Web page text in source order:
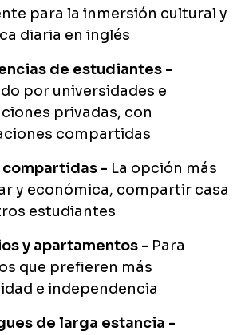
para la inmersión cultural y
diaria en inglés
de estudiantes -
por universidades e
privadas, con
compartidas
compartidas - La opción más
y económica, compartir casa
estudiantes
y apartamentos - Para
que prefieren más
e independencia
de larga estancia -